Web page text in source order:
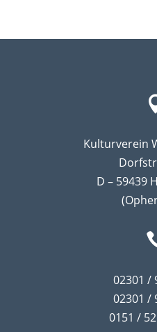
Kulturverein
D – 59439
02301 /
02301 /
0151 /